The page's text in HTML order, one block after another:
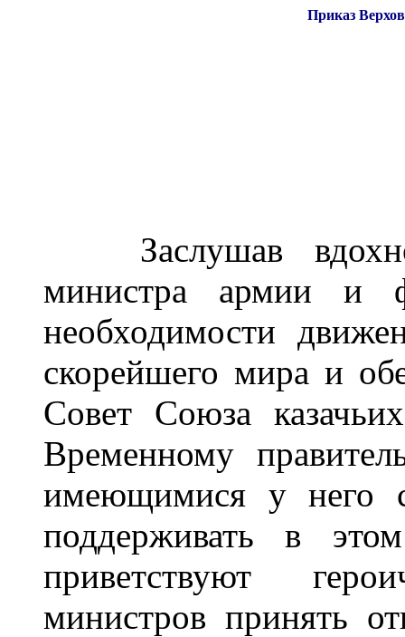
Приказ
Заслушав
министра армии
необходимости
скорейшего мира и
Совет Союза
Временному
имеющимися у него
поддерживать в
приветствуют
министров принять